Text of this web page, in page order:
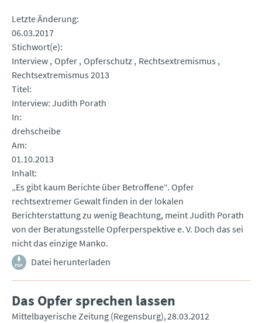
Letzte Änderung
06.03.2017
Stichwort(e)
Interview Opfer Opferschutz Rechtsextremismus
Rechtsextremismus 2013
Titel
Interview: Judith Porath
In
drehscheibe
Am
01.10.2013
Inhalt
„Es gibt kaum Berichte über Betroffene“. Opfer
rechtsextremer Gewalt finden in der lokalen
Berichterstattung zu wenig Beachtung, meint Judith Porath
von der Beratungsstelle Opferperspektive e. V. Doch das sei
nicht das einzige Manko.
Datei herunterladen
Das Opfer sprechen lassen
Mittelbayerische Zeitung (Regensburg) 28.03.2012